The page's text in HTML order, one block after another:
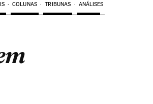
COLUNAS TRIBUNAS ANÁLISES